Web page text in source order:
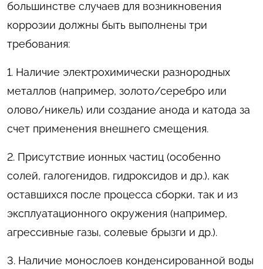
большинстве случаев для возникновения
коррозии должны быть выполнены три
требования:
1. Наличие электрохимически разнородных
металлов (например, золото/серебро или
олово/никель) или создание анода и катода за
счет применения внешнего смещения.
2. Присутствие ионных частиц (особенно
солей, галогенидов, гидроксидов и др.), как
оставшихся после процесса сборки, так и из
эксплуатационного окружения (например,
агрессивные газы, солевые брызги и др.).
3. Наличие монослоев конденсированной воды